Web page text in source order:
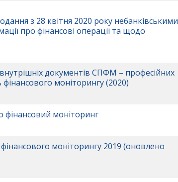
з 28 квітня 2020 року небанківськими
про фінансові операції та щодо
документів СПФМ – професійних
моніторингу (2020)
фінансовий моніторинг
моніторингу 2019 (оновлено